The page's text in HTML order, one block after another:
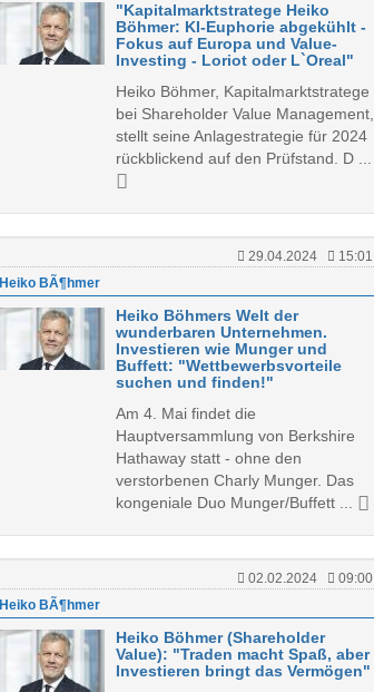
"Kapitalmarktstratege Heiko
Böhmer: KI-Euphorie abgekühlt -
Fokus auf Europa und Value-
Investing - Loriot oder L`Oreal"
Heiko Böhmer, Kapitalmarktstratege
bei Shareholder Value Management,
stellt seine Anlagestrategie für 2024
rückblickend auf den Prüfstand. D ...
29.04.2024
15:01
Heiko BÃ¶hmer
Heiko Böhmers Welt der
wunderbaren Unternehmen.
Investieren wie Munger und
Buffett: "Wettbewerbsvorteile
suchen und finden!"
Am 4. Mai findet die
Hauptversammlung von Berkshire
Hathaway statt - ohne den
verstorbenen Charly Munger. Das
kongeniale Duo Munger/Buffett ...
02.02.2024
09:00
Heiko BÃ¶hmer
Heiko Böhmer (Shareholder
Value): "Traden macht Spaß, aber
Investieren bringt das Vermögen"